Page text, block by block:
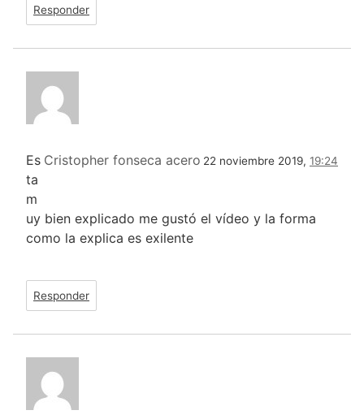
Responder
Cristopher fonseca acero 22 noviembre 2019, 19:24
Es
ta
m
uy bien explicado me gustó el vídeo y la forma
como la explica es exilente
Responder